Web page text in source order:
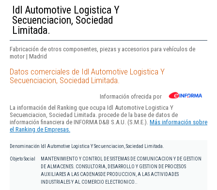
Idl Automotive Logistica Y
Secuenciacion, Sociedad
Limitada.
Fabricación de otros componentes, piezas y accesorios para vehículos de
motor | Madrid
Datos comerciales de Idl Automotive Logistica Y
Secuenciacion, Sociedad Limitada.
Información ofrecida por
La información del Ranking que ocupa Idl Automotive Logistica Y
Secuenciacion, Sociedad Limitada. procede de la base de datos de
información financiera de INFORMA D&B S.A.U. (S.M.E.). Más información sobre
el Ranking de Empresas.
Denominación Idl Automotive Logistica Y Secuenciacion, Sociedad Limitada.
Objeto Social
MANTENIMIENTO Y CONTROL DE SISTEMAS DE COMUNICACION Y DE GESTION
DE ALMACENES. CONSULTORIA, DESARROLLO Y GESTION DE PROCESOS
AUXILIARES A LAS CADENASDE PRODUCCION, A LAS ACTIVIDADES
INDUSTRIALES Y AL COMERCIO ELECTRONICO..